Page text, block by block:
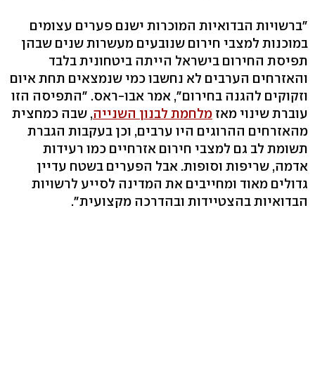
"ברשויות הבדואיות המוכרות ישנם פערים עצומים
במוכנות למצבי חירום שנובעים מעשרות שנים שבהן
תפיסת החירום בישראל הייתה ביטחונית בלבד
והאזרחים הערבים לא נחשבו כמי שנמצאים תחת איום
וזקוקים להגנה בחירום", אמר אבו-ראס. "התפיסה הזו
עוברת שינוי מאז מלחמת לבנון השנייה, שבה כמחצית
מהאזרחים ההרוגים היו ערבים, וכן בעקבות הגברת
תשומת לב גם למצבי חירום אזרחיים כמו רעידות
אדמה, שריפות וסופות. אבל הפערים בשטח עדיין
גדולים מאוד ומחייבים את המדינה לסייע לרשויות
הבדואיות בהצטיידות ובהדרכה מקצועית".